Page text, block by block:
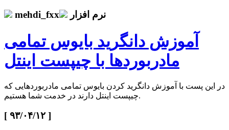
mehdi_fxx
نرم افزار
آموزش دانگرید بایوس تمامی
مادربوردها با چیپست اینتل
در این پست با آموزش دانگرید کردن بایوس تمامی مادربوردهایی که
چیپست اینتل دارند در خدمت شما هستیم.
[ ۹۳/۰۴/۱۲ ]